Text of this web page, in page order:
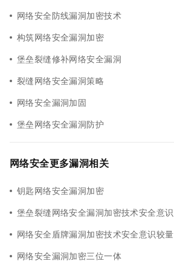
网络安全防线漏洞加密技术
构筑网络安全漏洞加密
堡垒裂缝修补网络安全漏洞
裂缝网络安全漏洞策略
网络安全漏洞加固
堡垒网络安全漏洞防护
网络安全更多漏洞相关
钥匙网络安全漏洞加密
堡垒裂缝网络安全漏洞加密技术安全意识
网络安全盾牌漏洞加密技术安全意识较量
网络安全漏洞加密三位一体